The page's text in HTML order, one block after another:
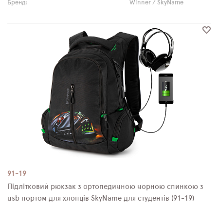
Бренд: Winner / SkyName
91-19
Підлітковий рюкзак з ортопедичною чорною спинкою з
usb портом для хлопців SkyName для студентів (91-19)